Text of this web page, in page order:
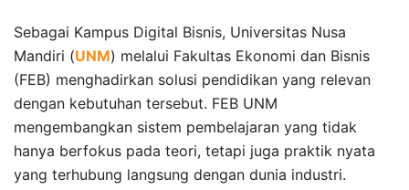
Sebagai Kampus Digital Bisnis, Universitas Nusa
Mandiri (UNM) melalui Fakultas Ekonomi dan Bisnis
(FEB) menghadirkan solusi pendidikan yang relevan
dengan kebutuhan tersebut. FEB UNM
mengembangkan sistem pembelajaran yang tidak
hanya berfokus pada teori, tetapi juga praktik nyata
yang terhubung langsung dengan dunia industri.